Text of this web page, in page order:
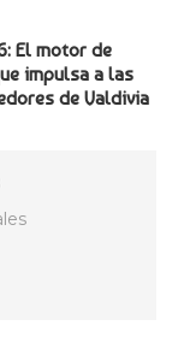
El motor de
impulsa a las
de Valdivia